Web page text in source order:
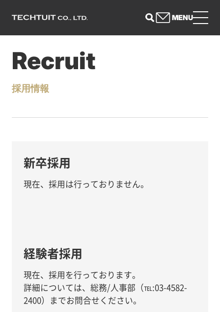
MENU
Recruit
採用情報
新卒採用
現在、採用は行っておりません。
経験者採用
現在、採用を行っております。
詳細については、総務/人事部（℡:03-4582-
2400）までお問合せください。